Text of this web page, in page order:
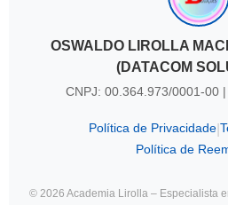
OSWALDO LIROLLA
(DATACOM
CNPJ: 00.364.973/0001-00
Política de Privacidade
Política de
© 2026 Academia Lirolla – Especialista